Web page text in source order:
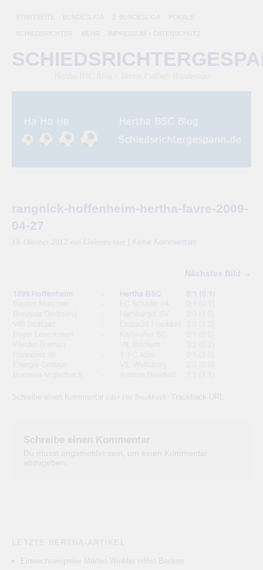
STARTSEITE BUNDESLIGA 2. BUNDESLIGA POKALE
SCHIEDSRICHTER MEHR IMPRESSUM + DATENSCHUTZ
rangnick-hoffenheim-hertha-favre-2009-
04-27
18. Oktober 2012 von Linienrichter Keine Kommentare
Nächstes Bild →
Schreibe einen Kommentar oder ein Trackback: Trackback-URL
Schreibe einen Kommentar
Du musst angemeldet sein, um einen Kommentar
abzugeben.
Einwechselspieler Marten Winkler erlöst Berliner